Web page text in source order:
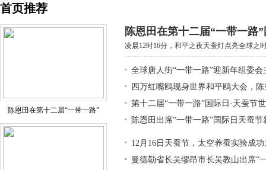
首页推荐
陈恩田在第十二届“一带一路”
陈恩田在第十二届“一带一路”
凌晨12时16分，和平之夜天蚕灯点亮全球之
全球唐人街“一带一路”迎新年组委会
四万红嘴鸥现身世界和平鸥大会，
第十二届“一带一路”国际日·天蚕节
陈恩田出席“一带一路”国际日天蚕节
12月16日天蚕节，太空养蚕实验成
曼德勒省长吴缪昂市长吴教山出席“